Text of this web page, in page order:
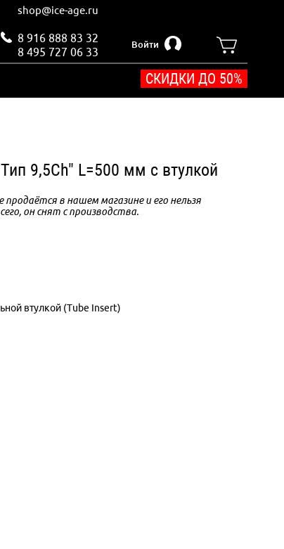
shop@ice-age.ru
8 916 888 83 32
8 495 727 06 33
Войти
СКИДКИ ДО 50%
9,5Ch" L=500 мм с втулкой
в нашем магазине и его нельзя
он снят с производства.
втулкой (Tube Insert)